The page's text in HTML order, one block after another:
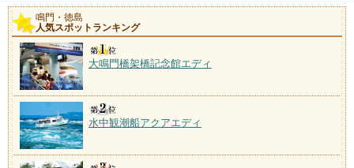
鳴門・徳島
人気スポットランキング
大鳴門橋架橋記念館エディ
水中観潮船アクアエディ